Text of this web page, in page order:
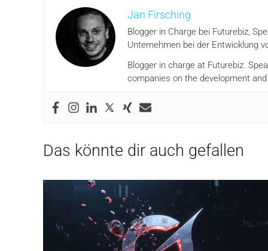
Jan Firsching
Blogger in Charge bei Futurebiz,
Unternehmen bei der Entwicklung
Blogger in charge at Futurebiz.
companies on the development
Das könnte dir auch gefallen